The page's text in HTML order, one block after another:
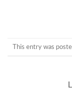
This entry was